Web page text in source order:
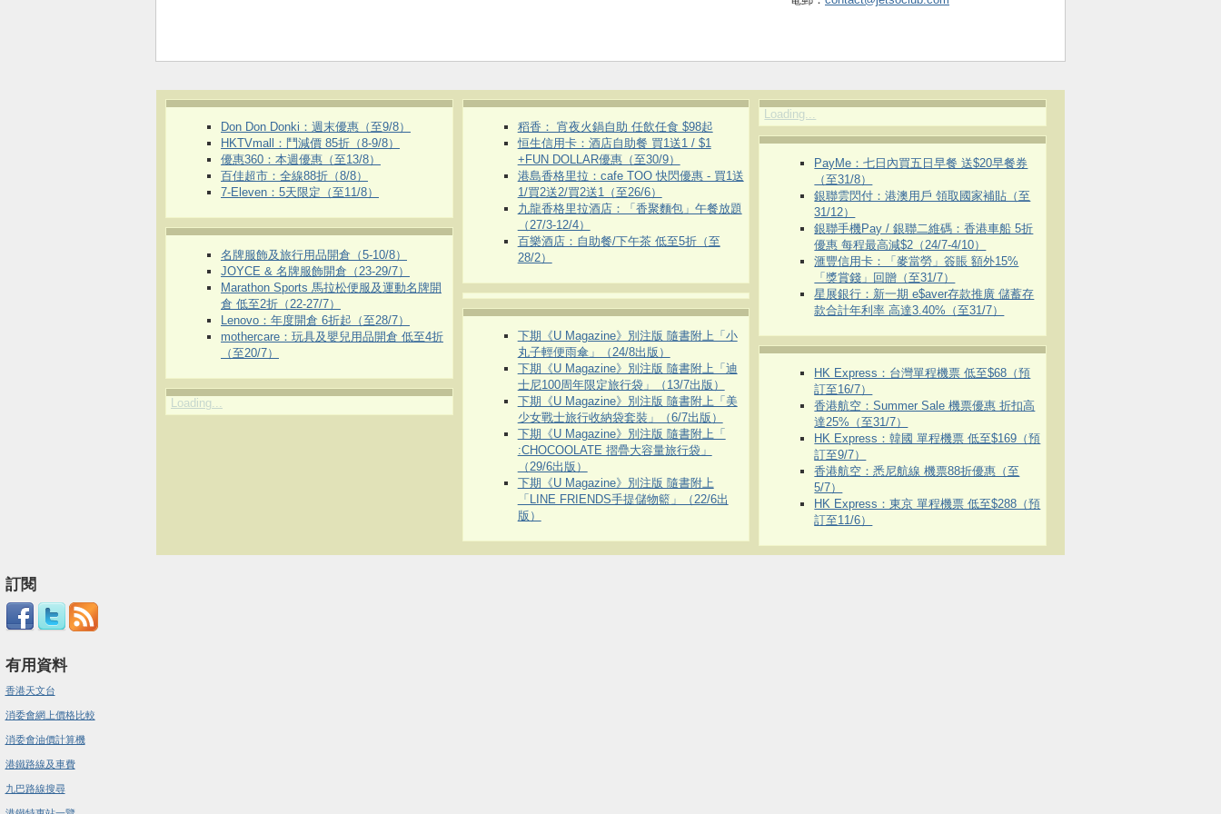
Don Don Donki：週末優惠（至9/8）
HKTVmall ：鬥減價 85折（8-9/8）
優惠360：本週優惠（至13/8）
百佳超市：全線88折（8/8）
7-Eleven：5天限定（至11/8）
名牌服飾及旅行用品開倉（5-10/8）
JOYCE & 名牌服飾開倉（23-29/7）
Marathon Sports 馬拉松便服及運動名牌開
倉 低至2折（22-27/7）
Lenovo：年度開倉 6折起（至28/7）
mothercare：玩具及嬰兒用品開倉 低至4折
（至20/7）
Loading...
稻香： 宵夜火鍋自助 任飲任食 $98起
恒生信用卡：酒店自助餐 買1送1 / $1
+FUN DOLLAR優惠（至30/9）
港島香格里拉：cafe TOO 快閃優惠 - 買1送
1/買2送2/買2送1（至26/6）
九龍香格里拉酒店：「香聚麵包」午餐放題
（27/3-12/4）
百樂酒店：自助餐/下午茶 低至5折（至
28/2）
下期《U Magazine》別注版 隨書附上「小
丸子輕便雨傘」（24/8出版）
下期《U Magazine》別注版 隨書附上「迪
士尼100周年限定旅行袋」（13/7出版）
下期《U Magazine》別注版 隨書附上「美
少女戰士旅行收納袋套裝」（6/7出版）
下期《U Magazine》別注版 隨書附上「
:CHOCOOLATE 摺疊大容量旅行袋」
（29/6出版）
下期《U Magazine》別注版 隨書附上
「LINE FRIENDS手提儲物籃」（22/6出
版）
Loading...
PayMe：七日內買五日早餐 送$20早餐券
（至31/8）
銀聯雲閃付：港澳用戶 領取國家補貼（至
31/12）
銀聯手機Pay / 銀聯二維碼：香港車船 5折
優惠 每程最高減$2（24/7-4/10）
滙豐信用卡：「麥當勞」簽賬 額外15%
「獎賞錢」回贈（至31/7）
星展銀行：新一期 e$aver存款推廣 儲蓄存
款合計年利率 高達3.40%（至31/7）
HK Express：台灣單程機票 低至$68（預
訂至16/7）
香港航空：Summer Sale 機票優惠 折扣高
達25%（至31/7）
HK Express：韓國 單程機票 低至$169（預
訂至9/7）
香港航空：悉尼航線 機票88折優惠（至
5/7）
HK Express：東京 單程機票 低至$288（預
訂至11/6）
訂閱
有用資料
香港天文台
消委會網上價格比較
消委會油價計算機
港鐵路線及車費
九巴路線搜尋